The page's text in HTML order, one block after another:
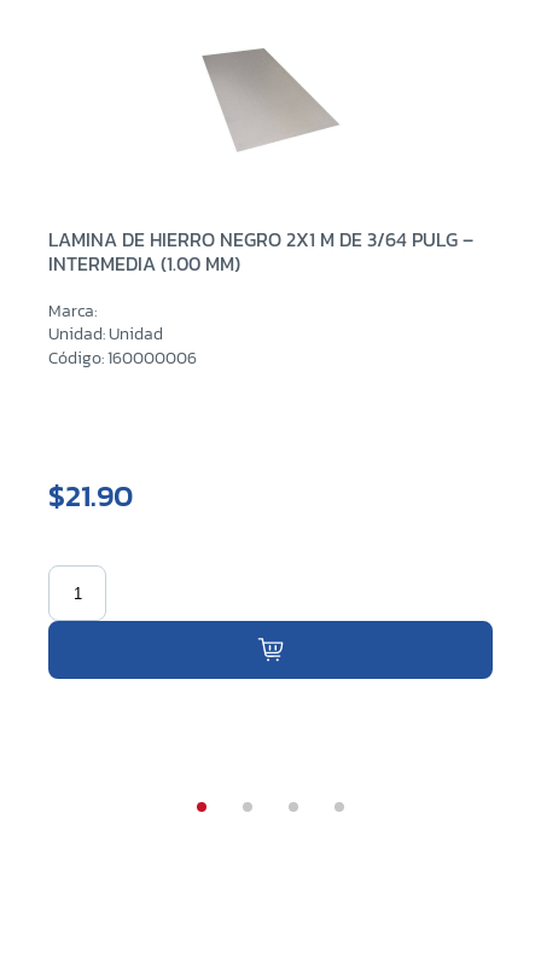
LAMINA DE HIERRO NEGRO 2X1 M DE 3/64 PULG –
INTERMEDIA (1.00 MM)
Marca:
Unidad: Unidad
Código: 160000006
$21.90